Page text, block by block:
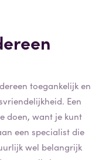
toegankelijk en
Een
doen, want je kunt
een specialist die
wel belangrijk